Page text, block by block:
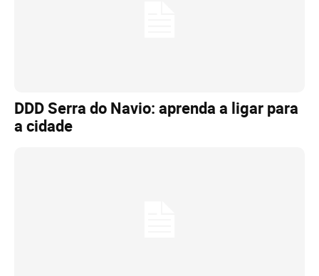
DDD Serra do Navio: aprenda a ligar para
a cidade